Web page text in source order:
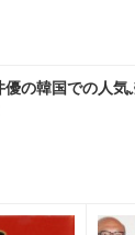
優の韓国での人気